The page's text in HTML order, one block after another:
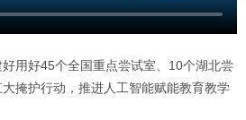
用好45个全国重点尝试室、10个湖北尝
掩护行动，推进人工智能赋能教育教学